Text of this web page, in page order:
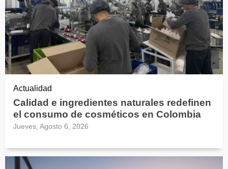
Actualidad
Calidad e ingredientes naturales redefinen
el consumo de cosméticos en Colombia
Jueves, Agosto 6, 2026